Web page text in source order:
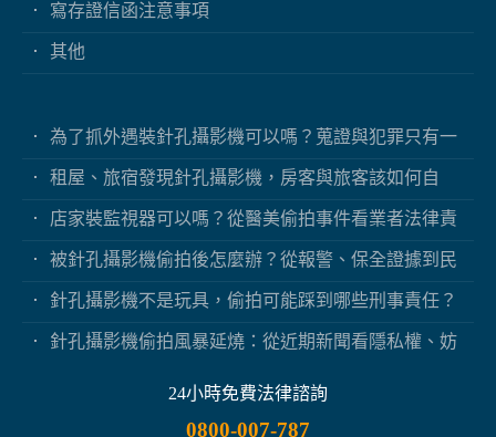
寫存證信函注意事項
其他
為了抓外遇裝針孔攝影機可以嗎？蒐證與犯罪只有一
租屋、旅宿發現針孔攝影機，房客與旅客該如何自
店家裝監視器可以嗎？從醫美偷拍事件看業者法律責
被針孔攝影機偷拍後怎麼辦？從報警、保全證據到民
針孔攝影機不是玩具，偷拍可能踩到哪些刑事責任？
針孔攝影機偷拍風暴延燒：從近期新聞看隱私權、妨
24小時免費法律諮詢
0800-007-787